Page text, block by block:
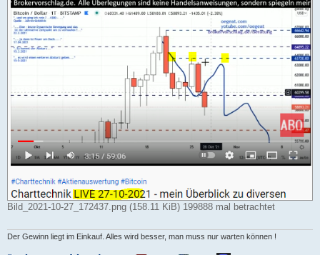
Bild_2021-10-27_172437.png (158.11 KiB) 199888 mal betrachtet
Der Gewinn liegt im Einkauf. Alles wird besser, man muss nur warten können !